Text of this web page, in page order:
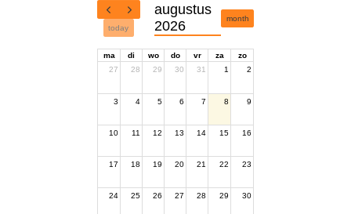
today
augustus
2026
month
ma di wo do vr za
zo
27
28 29 30 31 1 2
3 4 5 6 7 8 9
10 11 12 13 14 15 16
17 18 19 20 21 22 23
24 25 26 27 28 29 30